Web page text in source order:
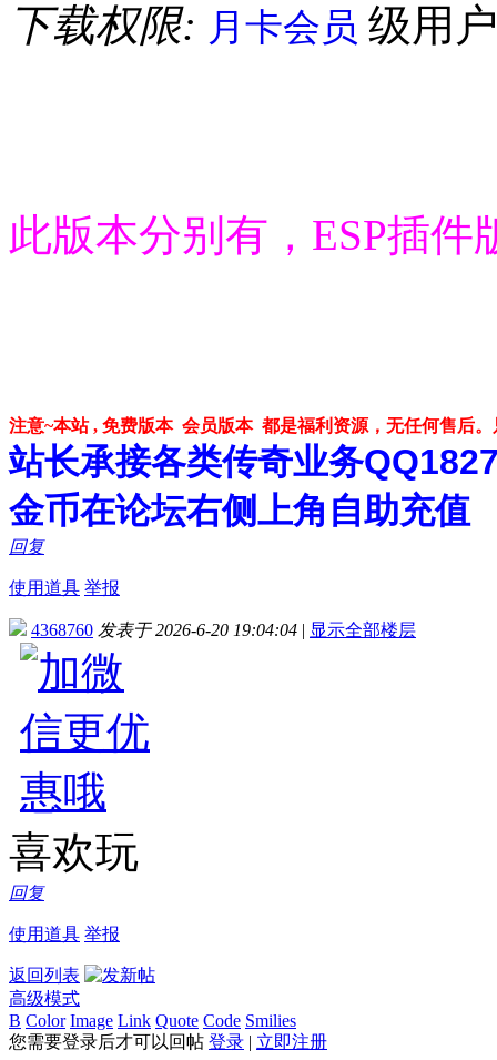
下载权限: 月卡会员 级用
此版本分别有，ESP插
注意~本站 , 免费版本 会员版本 都是福利资源，无任何售后
站长承接各类传奇业务
金币在论坛右侧上角自助充值
回复
使用道具 举报
4368760 发表于 2026-6-20 19:04:04 | 显示全部楼层
喜欢玩
回复
使用道具 举报
返回列表
高级模式
B Color Image Link Quote Code Smilies
您需要登录后才可以回帖 登录 | 立即注册